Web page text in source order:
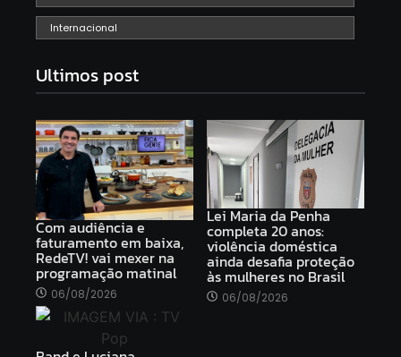
Internacional
Ultimos post
Com audiência e
faturamento em baixa,
RedeTV! vai mexer na
programação matinal
06/08/2026
Lei Maria da Penha
completa 20 anos:
violência doméstica
ainda desafia proteção
às mulheres no Brasil
06/08/2026